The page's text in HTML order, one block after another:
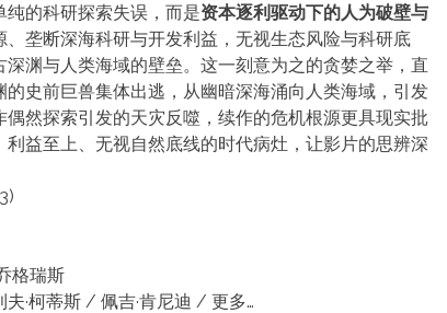
的科研探索失误，而是资本逐利驱动下的人为破壁与
垄断深海科研与开发利益，无视生态风险与科研底
渊与人类海域的壁垒。这一刻意为之的贪婪之举，直
史前巨兽集体出逃，从幽暗深海涌向人类海域，引发
然探索引发的天灾反噬，续作的危机根源更具现实批
益至上、无视自然底线的时代病灶，让影片的思辨深
格瑞斯
·柯蒂斯 / 佩吉·肯尼迪 / 更多…